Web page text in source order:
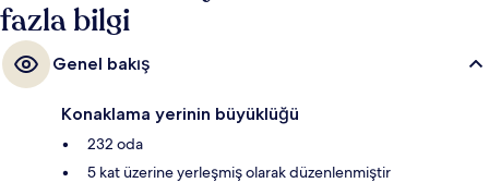
fazla bilgi
Genel bakış
Konaklama yerinin büyüklüğü
232 oda
5 kat üzerine yerleşmiş olarak düzenlenmiştir